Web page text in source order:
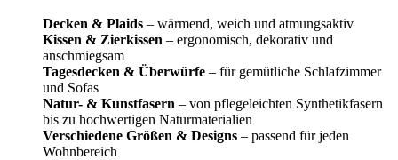
Decken & Plaids – wärmend, weich und atmungsaktiv
Kissen & Zierkissen – ergonomisch, dekorativ und
anschmiegsam
Tagesdecken & Überwürfe – für gemütliche Schlafzimmer
und Sofas
Natur- & Kunstfasern – von pflegeleichten Synthetikfasern
bis zu hochwertigen Naturmaterialien
Verschiedene Größen & Designs – passend für jeden
Wohnbereich